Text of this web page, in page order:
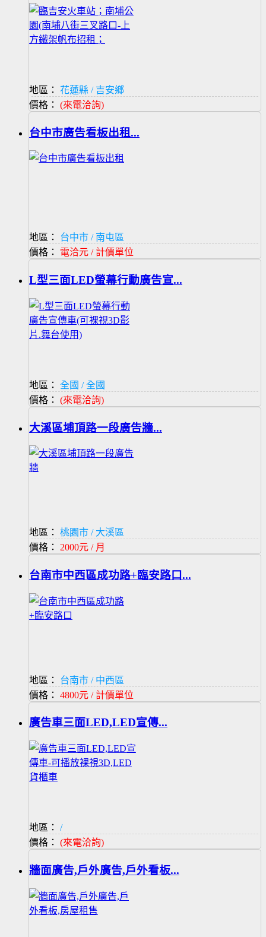
地區：
花蓮縣 / 吉安鄉
價格： (來電洽詢)
台中市廣告看板出租...
地區：
台中市 / 南屯區
價格： 電洽元 / 計價單位
L型三面LED螢幕行動廣告宣...
地區：
全國 / 全國
價格： (來電洽詢)
大溪區埔頂路一段廣告牆...
地區：
桃園市 / 大溪區
價格： 2000元 / 月
台南市中西區成功路+臨安路口...
地區：
台南市 / 中西區
價格： 4800元 / 計價單位
廣告車三面LED,LED宣傳...
地區：
/
價格： (來電洽詢)
牆面廣告,戶外廣告,戶外看板...